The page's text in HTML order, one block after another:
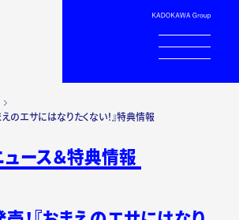
のエサにはなりたくない！』特典情報
ュース＆特典情報